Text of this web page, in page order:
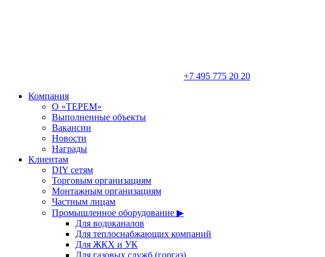
+7 495 775 20 20
Компания
О «ТЕРЕМ»
Выполненные объекты
Вакансии
Новости
Награды
Клиентам
DIY сетям
Торговым организациям
Монтажным организациям
Частным лицам
Промышленное оборудование ▶
Для водоканалов
Для теплоснабжающих компаний
Для ЖКХ и УК
Для газовых служб (горгаз)